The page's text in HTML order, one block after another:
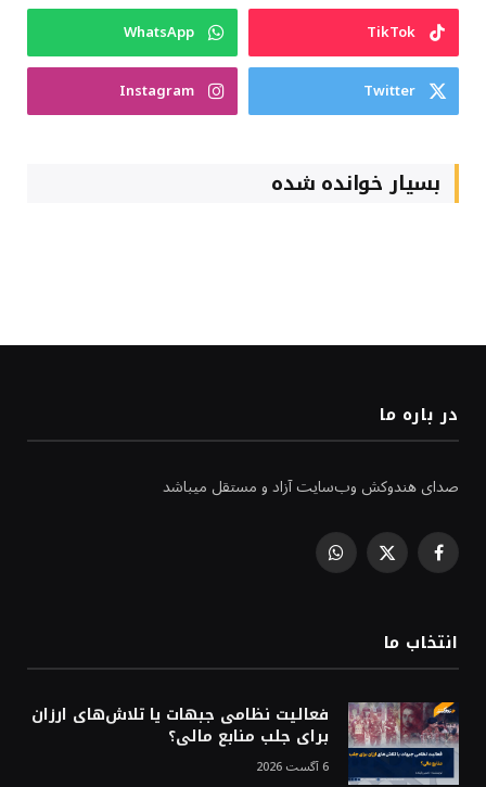
TikTok
WhatsApp
Twitter
Instagram
بسیار خوانده شده
در باره ما
صدای هندوکش وب‌سایت آزاد و مستقل میباشد
Facebook
X
WhatsApp
انتخاب ما
فعالیت نظامی جبهات یا تلاش‌های ارزان
برای جلب منابع مالی؟
6 آگست 2026